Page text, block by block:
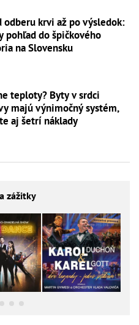
odberu krvi až po výsledok:
pohľad do špičkového
na Slovensku
teploty? Byty v srdci
majú výnimočný systém,
aj šetrí náklady
zážitky